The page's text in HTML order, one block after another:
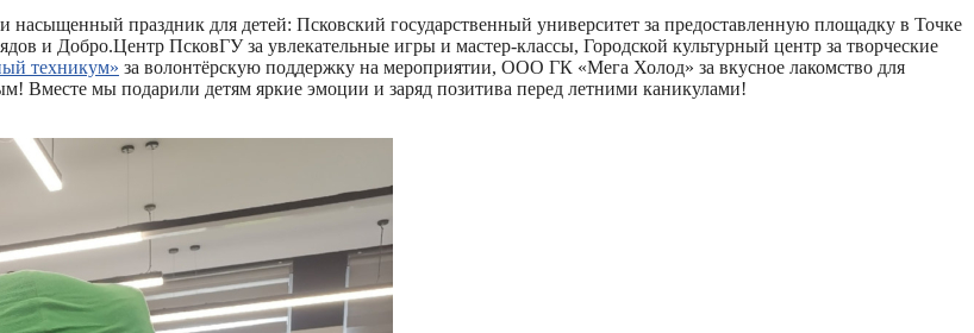
насыщенный праздник для детей: Псковский государственный университет за предоставленную площадку в Точке
и Добро.Центр ПсковГУ за увлекательные игры и мастер-классы, Городской культурный центр за творческие
техникум» за волонтёрскую поддержку на мероприятии, ООО ГК «Мега Холод» за вкусное лакомство для
Вместе мы подарили детям яркие эмоции и заряд позитива перед летними каникулами!